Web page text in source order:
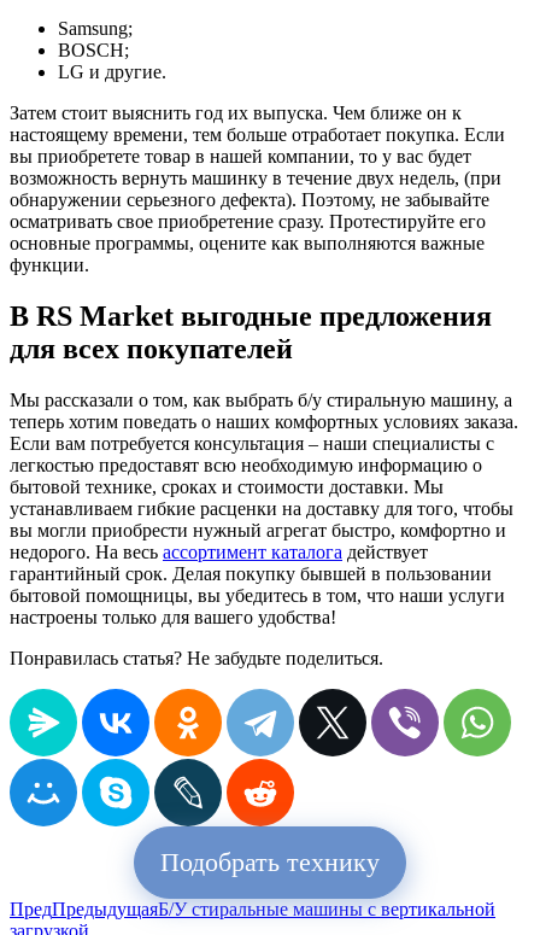
Samsung;
BOSCH;
LG и другие.
Затем стоит выяснить год их выпуска. Чем ближе он к
настоящему времени, тем больше отработает покупка. Если
вы приобретете товар в нашей компании, то у вас будет
возможность вернуть машинку в течение двух недель, (при
обнаружении серьезного дефекта). Поэтому, не забывайте
осматривать свое приобретение сразу. Протестируйте его
основные программы, оцените как выполняются важные
функции.
В RS Market выгодные предложения
для всех покупателей
Мы рассказали о том, как выбрать б/у стиральную машину, а
теперь хотим поведать о наших комфортных условиях заказа.
Если вам потребуется консультация – наши специалисты с
легкостью предоставят всю необходимую информацию о
бытовой технике, сроках и стоимости доставки. Мы
устанавливаем гибкие расценки на доставку для того, чтобы
вы могли приобрести нужный агрегат быстро, комфортно и
недорого. На весь ассортимент каталога действует
гарантийный срок. Делая покупку бывшей в пользовании
бытовой помощницы, вы убедитесь в том, что наши услуги
настроены только для вашего удобства!
Понравилась статья? Не забудьте поделиться.
Подобрать технику
ПредПредыдущаяБ/У стиральные машины с вертикальной